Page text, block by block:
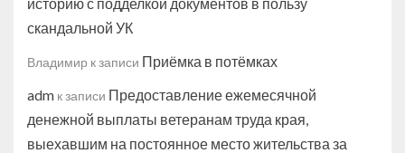
скандальной УК
Владимир к записи Приёмка в потёмках
adm к записи Предоставление ежемесячной
денежной выплаты ветеранам труда края,
выехавшим на постоянное место жительства за